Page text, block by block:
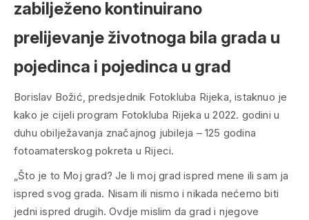
zabilježeno kontinuirano
prelijevanje životnoga bila grada u
pojedinca i pojedinca u grad
Borislav Božić, predsjednik Fotokluba Rijeka, istaknuo je
kako je cijeli program Fotokluba Rijeka u 2022. godini u
duhu obilježavanja značajnog jubileja – 125 godina
fotoamaterskog pokreta u Rijeci.
„Što je to Moj grad? Je li moj grad ispred mene ili sam ja
ispred svog grada. Nisam ili nismo i nikada nećemo biti
jedni ispred drugih. Ovdje mislim da grad i njegove